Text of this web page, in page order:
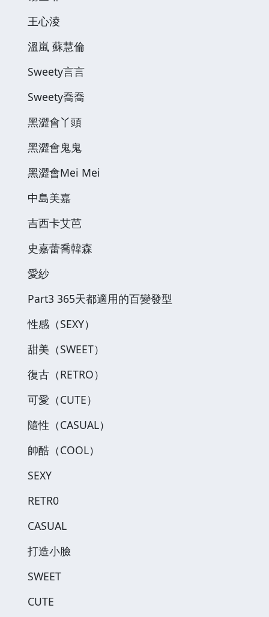
王心淩
溫嵐 蘇慧倫
Sweety言言
Sweety喬喬
黑澀會丫頭
黑澀會鬼鬼
黑澀會Mei Mei
中島美嘉
吉西卡艾芭
史嘉蕾喬韓森
愛紗
Part3 365天都適用的百變發型
性感（SEXY）
甜美（SWEET）
復古（RETRO）
可愛（CUTE）
隨性（CASUAL）
帥酷（COOL）
SEXY
RETR0
CASUAL
打造小臉
SWEET
CUTE